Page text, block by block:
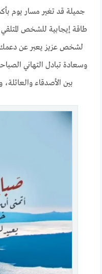
جميلة قد تغير مسار يوم
طاقة إيجابية للشخص
لشخص عزيز يعبر عن دعمك
وسعادة تبادل التهاني
بين الأصدقاء